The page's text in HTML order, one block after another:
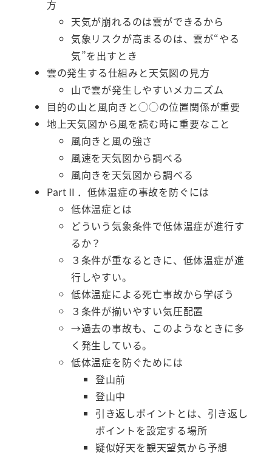
方
天気が崩れるのは雲ができるから
気象リスクが高まるのは、雲が“やる
気”を出すとき
雲の発生する仕組みと天気図の見方
山で雲が発生しやすいメカニズム
目的の山と風向きと◯◯の位置関係が重要
地上天気図から風を読む時に重要なこと
風向きと風の強さ
風速を天気図から調べる
風向きを天気図から調べる
PartⅡ．低体温症の事故を防ぐには
低体温症とは
どういう気象条件で低体温症が進行す
るか？
３条件が重なるときに、低体温症が進
行しやすい。
低体温症による死亡事故から学ぼう
３条件が揃いやすい気圧配置
→過去の事故も、このようなときに多
く発生している。
低体温症を防ぐためには
登山前
登山中
引き返しポイントとは、引き返し
ポイントを設定する場所
疑似好天を観天望気から予想